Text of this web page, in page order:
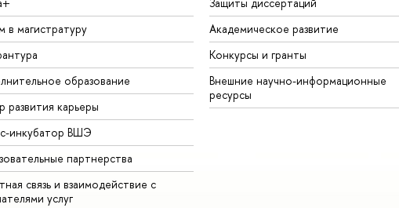
в магистратуру
образование
развития карьеры
инкубатор ВШЭ
партнерства
связь и взаимодействие с
услуг
Академическое развитие
Конкурсы и гранты
Внешние научно-информационные
ресурсы